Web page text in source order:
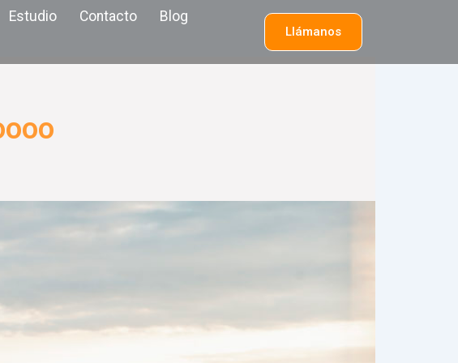
Estudio Contacto Blog
Llámanos